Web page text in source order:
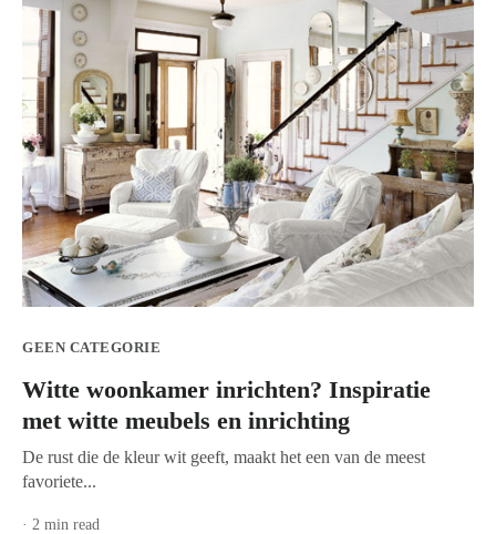
GEEN CATEGORIE
Witte woonkamer inrichten? Inspiratie
met witte meubels en inrichting
De rust die de kleur wit geeft, maakt het een van de meest
favoriete...
· 2 min read